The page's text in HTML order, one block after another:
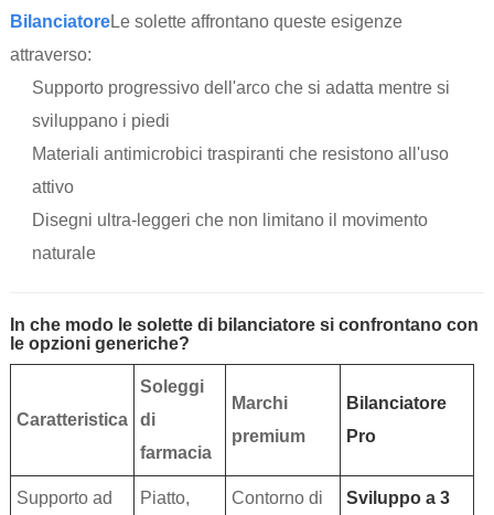
BilanciatoreLe solette affrontano queste esigenze
attraverso:
Supporto progressivo dell'arco che si adatta mentre si
sviluppano i piedi
Materiali antimicrobici traspiranti che resistono all'uso
attivo
Disegni ultra-leggeri che non limitano il movimento
naturale
In che modo le solette di bilanciatore si confrontano con
le opzioni generiche?
Caratteristica
Soleggi
di
farmacia
Marchi
premium
Bilanciatore
Pro
Supporto ad Piatto, Contorno di Sviluppo a 3